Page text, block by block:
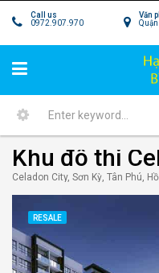
Văn
Call us
0972.907.970
RESALE